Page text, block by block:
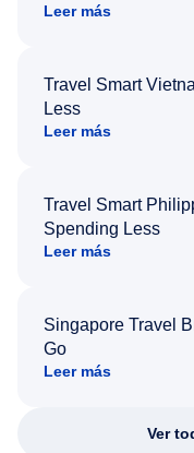
Leer más
Travel Smart
Less
Leer más
Travel Smart
Spending Less
Leer más
Singapore Travel
Go
Leer más
Ver